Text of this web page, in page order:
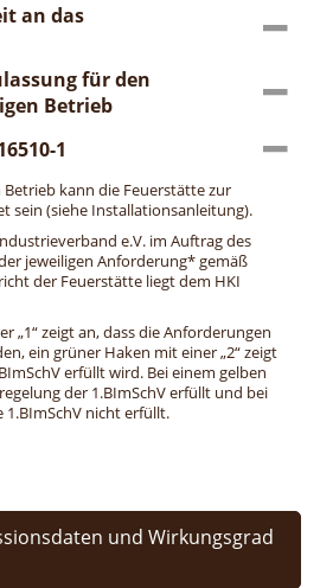
an das
für den
Betrieb
1
kann die Feuerstätte zur
sein (siehe Installationsanleitung).
e.V. im Auftrag des
jeweiligen Anforderung* gemäß
der Feuerstätte liegt dem HKI
„1“ zeigt an, dass die Anforderungen
ein grüner Haken mit einer „2“ zeigt
erfüllt wird. Bei einem gelben
der 1.BImSchV erfüllt und bei
nicht erfüllt.
und Wirkungsgrad